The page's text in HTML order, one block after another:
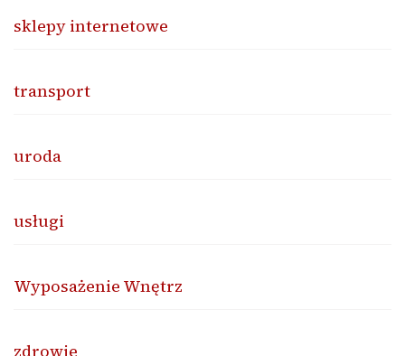
sklepy internetowe
transport
uroda
usługi
Wyposażenie Wnętrz
zdrowie